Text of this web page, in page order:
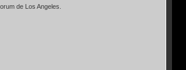
de Los Angeles.